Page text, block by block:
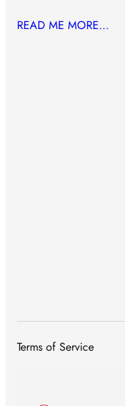
READ ME MORE…
Terms of Service